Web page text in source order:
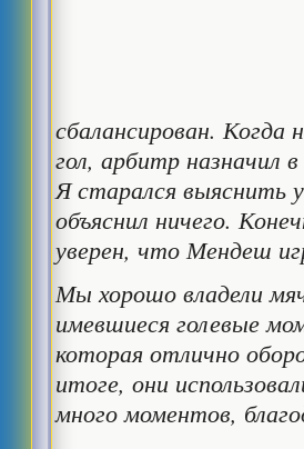
сбалансирован.
гол, арбитр
Я старался выяснить
объяснил ничего.
уверен, что Мендеш
Мы хорошо владели
имевшиеся голевые
которая отлично
итоге, они
много моментов,